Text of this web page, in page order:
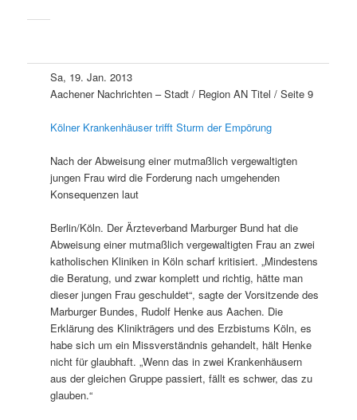
Sa, 19. Jan. 2013
Aachener Nachrichten – Stadt / Region AN Titel / Seite 9
Kölner Krankenhäuser trifft Sturm der Empörung
Nach der Abweisung einer mutmaßlich vergewaltigten
jungen Frau wird die Forderung nach umgehenden
Konsequenzen laut
Berlin/Köln. Der Ärzteverband Marburger Bund hat die
Abweisung einer mutmaßlich vergewaltigten Frau an zwei
katholischen Kliniken in Köln scharf kritisiert. „Mindestens
die Beratung, und zwar komplett und richtig, hätte man
dieser jungen Frau geschuldet“, sagte der Vorsitzende des
Marburger Bundes, Rudolf Henke aus Aachen. Die
Erklärung des Klinikträgers und des Erzbistums Köln, es
habe sich um ein Missverständnis gehandelt, hält Henke
nicht für glaubhaft. „Wenn das in zwei Krankenhäusern
aus der gleichen Gruppe passiert, fällt es schwer, das zu
glauben.“